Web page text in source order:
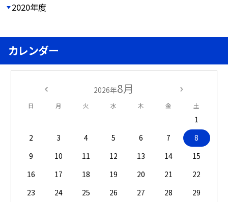
2020年度
カレンダー
2026年8月
日 月 火 水 木 金 土
1
2
3 4 5 6 7
8
9
10 11 12 13 14
15
16
17 18 19 20 21
22
23
24 25 26 27 28
29